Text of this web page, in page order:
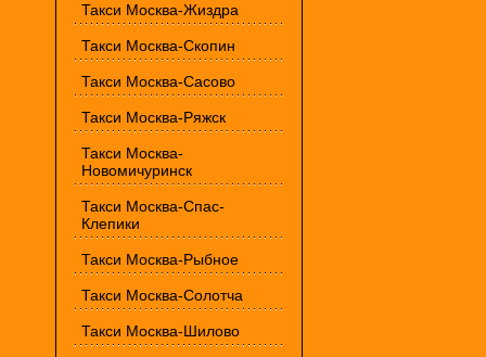
Такси Москва-Жиздра
Такси Москва-Скопин
Такси Москва-Сасово
Такси Москва-Ряжск
Такси Москва-
Новомичуринск
Такси Москва-Спас-
Клепики
Такси Москва-Рыбное
Такси Москва-Солотча
Такси Москва-Шилово